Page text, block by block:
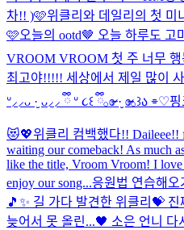
차!! )🩷위클리와 데일리의 첫 미
🩷오늘의 ootd🤎 오늘 하루도 고
VROOM VROOM 첫 주 너무
최고야!!!!! 세상에서 제일 많이
ᐡ⸝⸝ᴗ ·̮ ᴗ⸝⸝ ྀི ᐡ ૮꒰ ྀི𓂂ɞ̴̶̷ ·̮ ɞ̴̶̷𓂂꒱ა ⌯♡
😻💖위클리 컴백했다!! Daileee!!
waiting our comeback! As much
like the title, Vroom Vroom! I
enjoy our song...응원법 연습해
🎵✨ 길 가다 발견한 위클리💝
늦어서 못 올린...🖤 소은 언니 다